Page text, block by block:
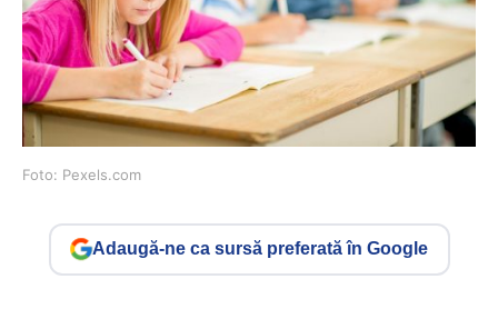
Foto: Pexels.com
Adaugă-ne ca sursă preferată în Google